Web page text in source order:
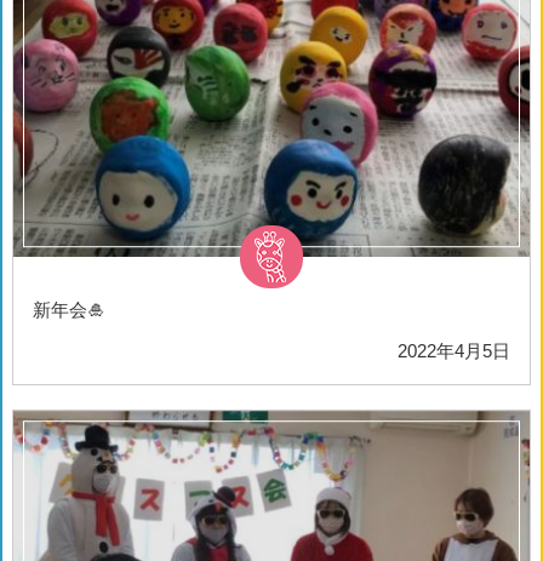
新年会🎍
2022年4月5日